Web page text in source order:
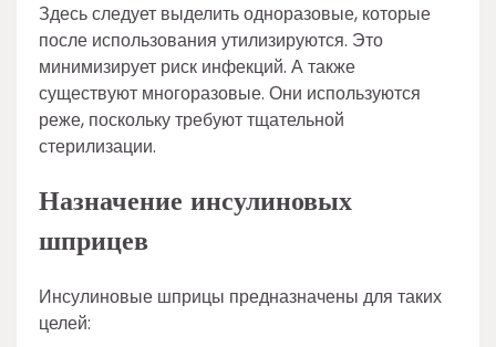
Здесь следует выделить одноразовые, которые
после использования утилизируются. Это
минимизирует риск инфекций. А также
существуют многоразовые. Они используются
реже, поскольку требуют тщательной
стерилизации.
Назначение инсулиновых
шприцев
Инсулиновые шприцы предназначены для таких
целей: